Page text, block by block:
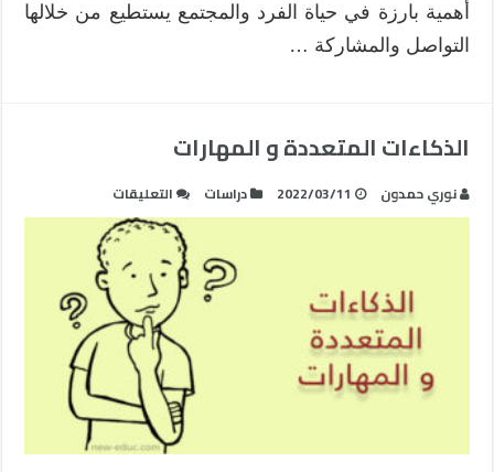
أهمية بارزة في حياة الفرد والمجتمع يستطيع من خلالها
التواصل والمشاركة …
الذكاءات المتعددة و المهارات
نوري حمدون 2022/03/11 دراسات التعليقات
الذكاءات
المتعددة
و
المهارات
مغلقة